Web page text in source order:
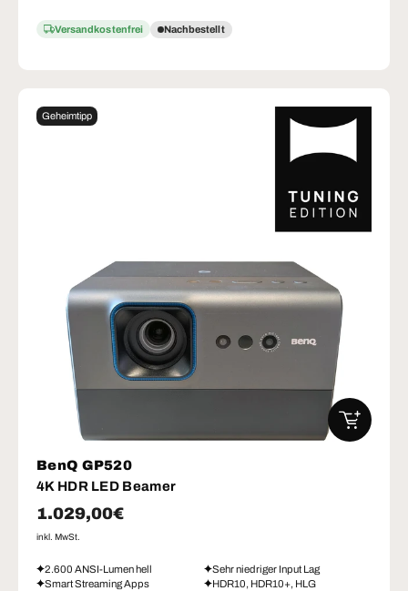
Versandkostenfrei Nachbestellt
Geheimtipp
BenQ GP520
4K HDR LED Beamer
Normaler Preis
1.029,00€
inkl. MwSt.
2.600 ANSI-Lumen hell
Sehr niedriger Input Lag
Smart Streaming Apps
HDR10, HDR10+, HLG
IN DEN